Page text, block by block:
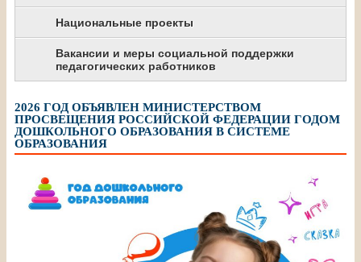
Национальные проекты
Вакансии и меры социальной поддержки
педагогических работников
2026 ГОД ОБЪЯВЛЕН МИНИСТЕРСТВОМ
ПРОСВЕЩЕНИЯ РОССИЙСКОЙ ФЕДЕРАЦИИ ГОДОМ
ДОШКОЛЬНОГО ОБРАЗОВАНИЯ В СИСТЕМЕ
ОБРАЗОВАНИЯ